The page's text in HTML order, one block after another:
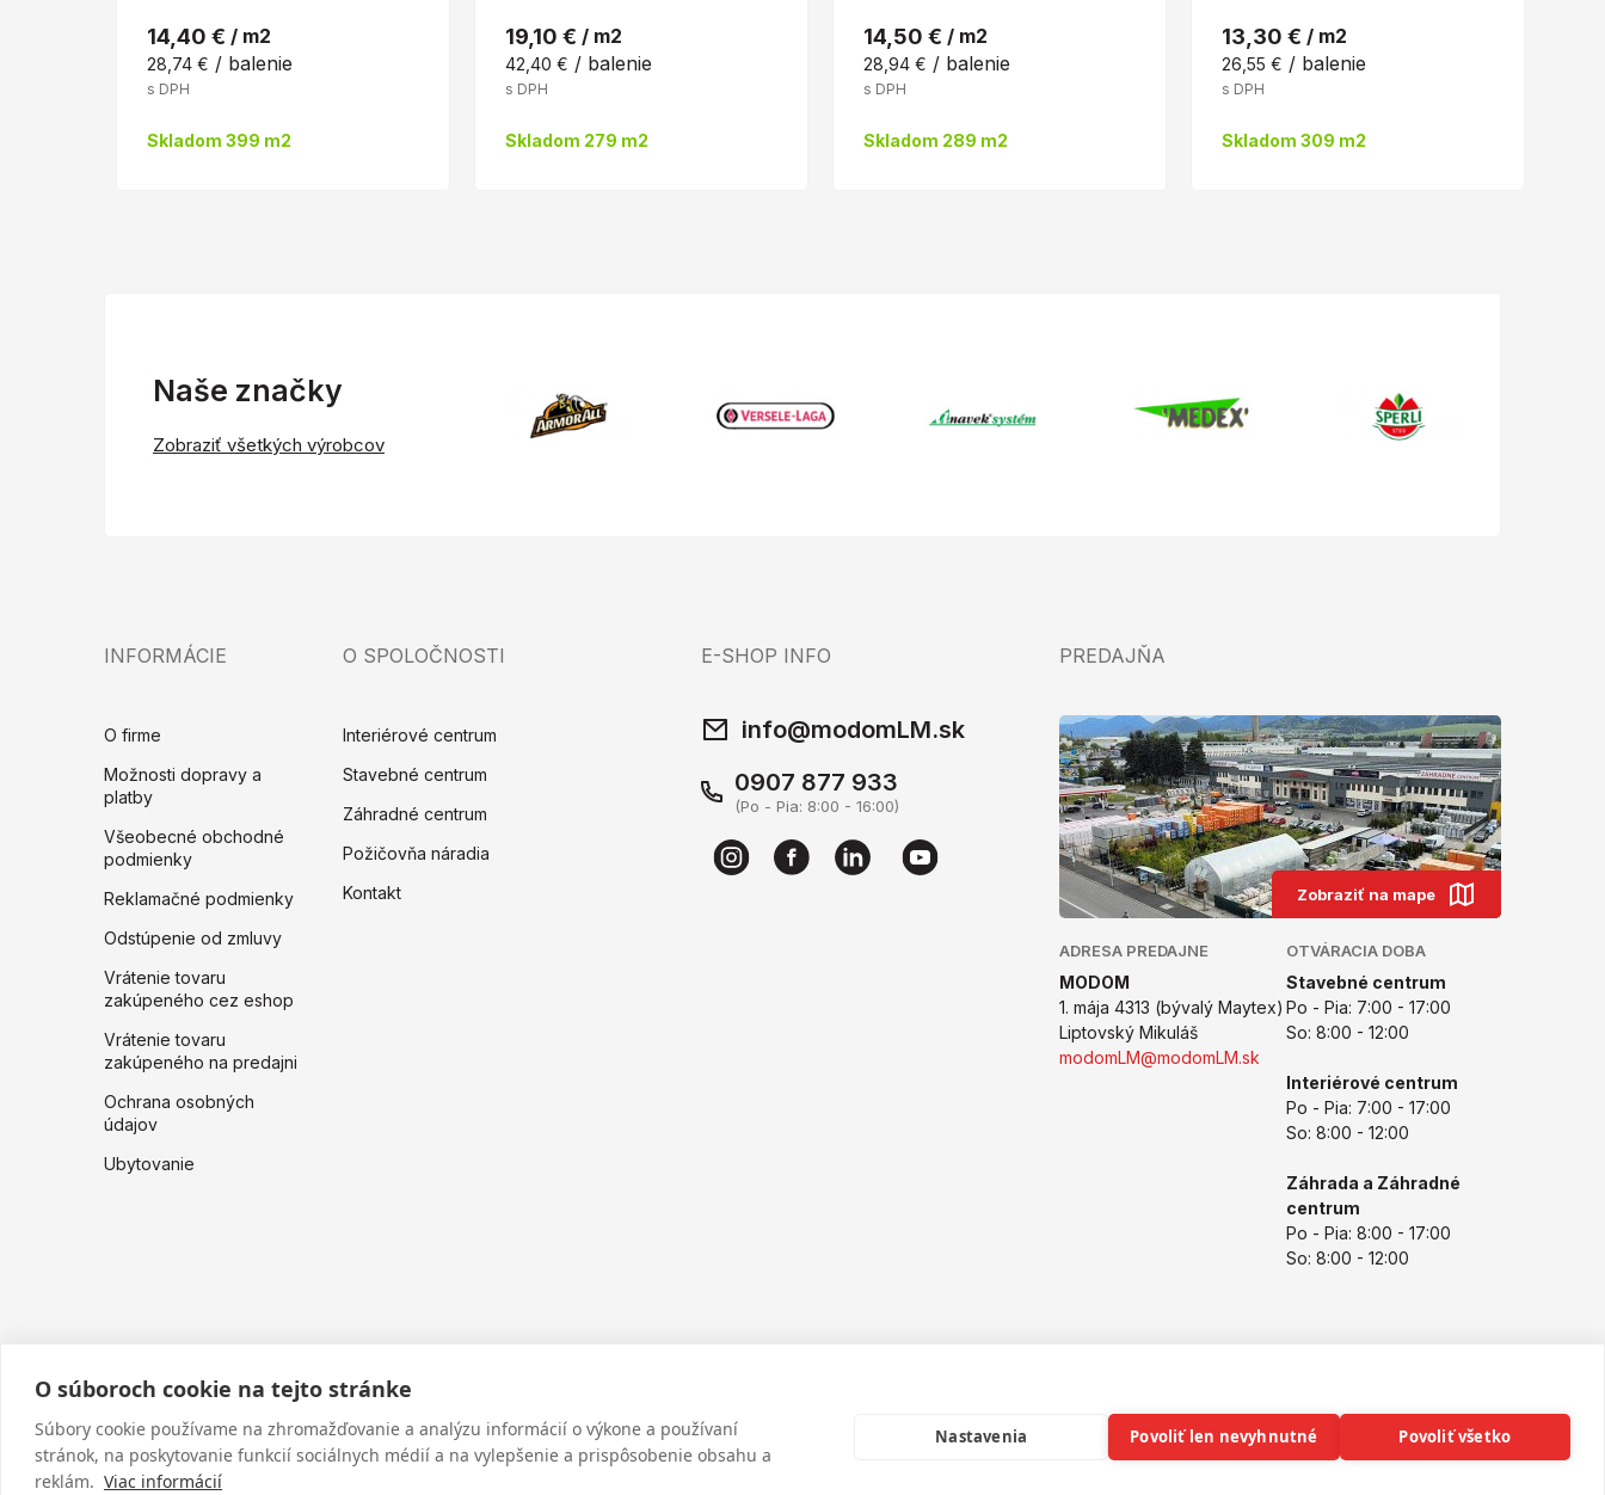
O súboroch cookie na tejto stránke
Súbory cookie používame na zhromažďovanie a analýzu informácií o výkone a používaní
stránok, na poskytovanie funkcií sociálnych médií a na vylepšenie a prispôsobenie obsahu a
reklám. Viac informácií
Nastavenia Povoliť len nevyhnutné Povoliť všetko
14,40 € / m2
28,74 € / balenie
s DPH
Skladom 399 m2
19,10 € / m2
42,40 € / balenie
s DPH
Skladom 279 m2
14,50 € / m2
28,94 € / balenie
s DPH
Skladom 289 m2
13,30 € / m2
26,55 € / balenie
s DPH
Skladom 309 m2
Naše značky
Zobraziť všetkých výrobcov
INFORMÁCIE
O firme
Možnosti dopravy a
platby
Všeobecné obchodné
podmienky
Reklamačné podmienky
Odstúpenie od zmluvy
Vrátenie tovaru
zakúpeného cez eshop
Vrátenie tovaru
zakúpeného na predajni
Ochrana osobných
údajov
Ubytovanie
O SPOLOČNOSTI
Interiérové centrum
Stavebné centrum
Záhradné centrum
Požičovňa náradia
Kontakt
E-SHOP INFO
info@modomLM.sk
0907 877 933
(Po - Pia: 8:00 - 16:00)
PREDAJŇA
Zobraziť na mape
ADRESA PREDAJNE
MODOM
1. mája 4313 (bývalý Maytex)
Liptovský Mikuláš
modomLM@modomLM.sk
OTVÁRACIA DOBA
Stavebné centrum
Po - Pia: 7:00 - 17:00
So: 8:00 - 12:00
Interiérové centrum
Po - Pia: 7:00 - 17:00
So: 8:00 - 12:00
Záhrada a Záhradné
centrum
Po - Pia: 8:00 - 17:00
So: 8:00 - 12:00
Copyright © 2026 modomLM.sk
Všetky práva vyhradené
eshop na mieru
vytvorilo vibration.sk